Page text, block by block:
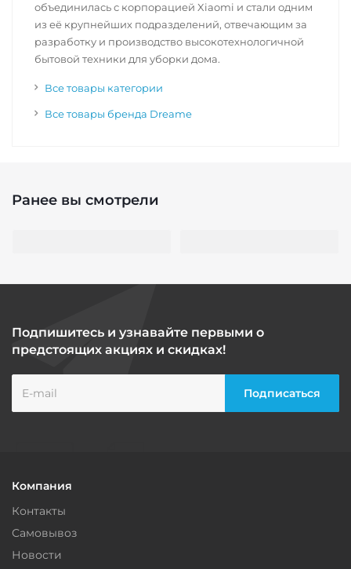
объединилась с корпорацией Xiaomi и стали одним
из её крупнейших подразделений, отвечающим за
разработку и производство высокотехнологичной
бытовой техники для уборки дома.
Все товары категории
Все товары бренда Dreame
Ранее вы смотрели
Подпишитесь и узнавайте первыми о
предстоящих акциях и скидках!
Компания
Контакты
Самовывоз
Новости